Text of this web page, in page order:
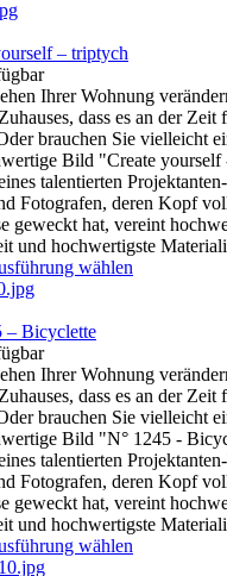
– triptych
Ihrer Wohnung
dass es an der Zeit
brauchen Sie vielleicht
Bild "Create
talentierten
Fotografen, deren Kopf
geweckt hat, vereint
und hochwertigste
wählen
– Bicyclette
Ihrer Wohnung
dass es an der Zeit
brauchen Sie vielleicht
Bild "N° 1245 -
talentierten
Fotografen, deren Kopf
geweckt hat, vereint
und hochwertigste
wählen